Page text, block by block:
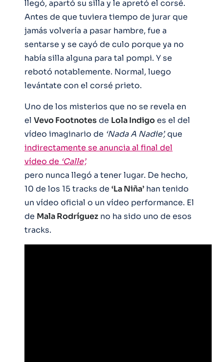
llegó, apartó su silla y le apretó el corsé.
Antes de que tuviera tiempo de jurar que
jamás volvería a pasar hambre, fue a
sentarse y se cayó de culo porque ya no
había silla alguna para tal pompi. Y se
rebotó notablemente. Normal, luego
levántate con el corsé prieto.
Uno de los misterios que no se revela en
el Vevo Footnotesde Lola Indigoes el del
vídeo imaginario de ‘Nada A Nadie’,que
indirectamente se anuncia al final del
vídeo de ‘Calle’,
pero nunca llegó a tener lugar. De hecho,
10 de los 15 tracks de ‘La Niña’ han tenido
un vídeo oficial o un vídeo performance. El
de Mala Rodríguez no ha sido uno de esos
tracks.